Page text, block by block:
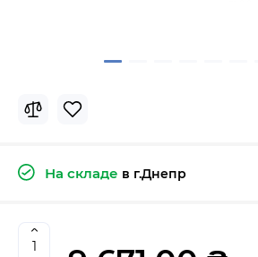
На складе в г.Днепр